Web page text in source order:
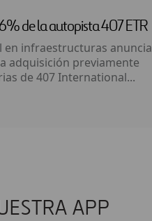
de la autopista 407 ETR
en infraestructuras anuncia
adquisición previamente
de 407 International...
APP